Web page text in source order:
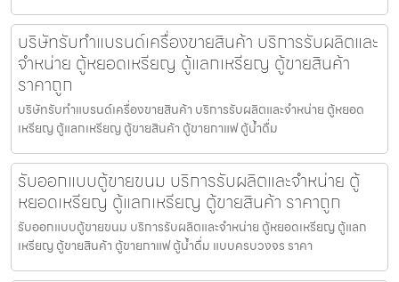
บริษัทรับทำแบรนด์เครื่องขายสินค้า บริการรับผลิตและ
จำหน่าย ตู้หยอดเหรียญ ตู้แลกเหรียญ ตู้ขายสินค้า
ราคาถูก
บริษัทรับทำแบรนด์เครื่องขายสินค้า บริการรับผลิตและจำหน่าย ตู้หยอด
เหรียญ ตู้แลกเหรียญ ตู้ขายสินค้า ตู้ขายกาแฟ ตู้น้ำดื่ม
รับออกแบบตู้ขายขนม บริการรับผลิตและจำหน่าย ตู้
หยอดเหรียญ ตู้แลกเหรียญ ตู้ขายสินค้า ราคาถูก
รับออกแบบตู้ขายขนม บริการรับผลิตและจำหน่าย ตู้หยอดเหรียญ ตู้แลก
เหรียญ ตู้ขายสินค้า ตู้ขายกาแฟ ตู้น้ำดื่ม แบบครบวงจร ราคา